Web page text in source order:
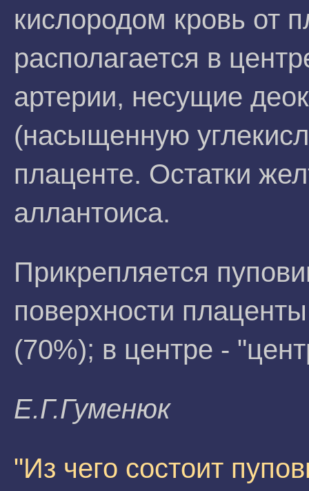
кислородом кровь от
располагается в
артерии, несущие
(насыщенную
плаценте. Остатки
аллантоиса.
Прикрепляется
поверхности
(70%); в центре -
E.Г.Гумeнюк
"Из чего состоит